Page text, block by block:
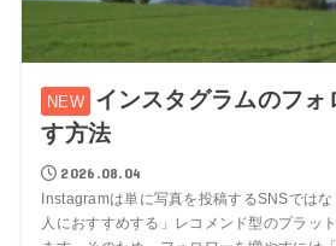
インスタグラムのフォ
す方法
2026.08.04
Instagramは単に写真を投稿するSNSでは
人におすすめする」レコメンド型のプラッ